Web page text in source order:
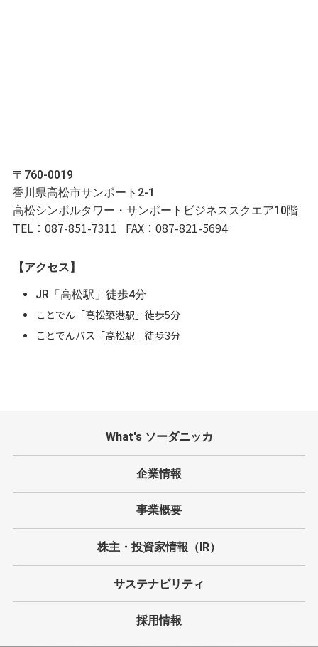
〒760-0019
香川県高松市サンポート2-1
高松シンボルタワー・サンポートビジネススクエア10階
TEL：087-851-7311 FAX：087-821-5694
【アクセス】
JR「高松駅」徒歩4分
ことでん「高松築港駅」徒歩5分
ことでんバス「高松駅」徒歩3分
What's ソーダニッカ
企業情報
事業概要
株主・投資家情報（IR）
サステナビリティ
採用情報